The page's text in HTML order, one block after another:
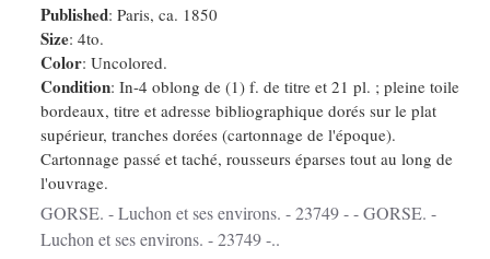
Published: Paris, ca. 1850
Size: 4to.
Color: Uncolored.
Condition: In-4 oblong de (1) f. de titre et 21 pl. ; pleine toile
bordeaux, titre et adresse bibliographique dorés sur le plat
supérieur, tranches dorées (cartonnage de l'époque).
Cartonnage passé et taché, rousseurs éparses tout au long de
l'ouvrage.
GORSE. - Luchon et ses environs. - 23749 - - GORSE. -
Luchon et ses environs. - 23749 -..